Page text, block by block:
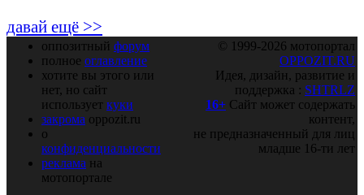
давай ещё >>
оппозитный форум
полное оглавление
хотите вы этого или
нет, но сайт
использует куки
закрома oppozit.ru
о
конфиденциальности
реклама на
мотопортале
© 1999-2026 мотопортал
OPPOZIT.RU
Идея, дизайн, развитие и
поддержка : SHTRLZ
16+ Сайт может содержать
контент,
не предназначенный для лиц
младше 16-ти лет